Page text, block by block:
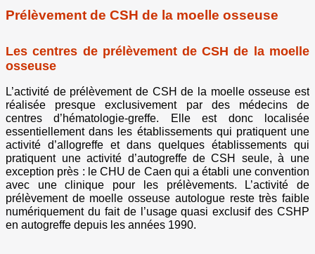
Prélèvement de CSH de la moelle osseuse
Les centres de prélèvement de CSH de la moelle
osseuse
L’activité de prélèvement de CSH de la moelle osseuse est
réalisée presque exclusivement par des médecins de
centres d’hématologie-greffe. Elle est donc localisée
essentiellement dans les établissements qui pratiquent une
activité d’allogreffe et dans quelques établissements qui
pratiquent une activité d’autogreffe de CSH seule, à une
exception près : le CHU de Caen qui a établi une convention
avec une clinique pour les prélèvements. L’activité de
prélèvement de moelle osseuse autologue reste très faible
numériquement du fait de l’usage quasi exclusif des CSHP
en autogreffe depuis les années 1990.